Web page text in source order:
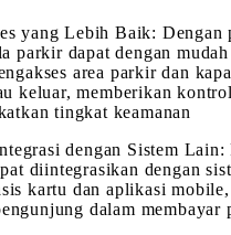
yang Lebih Baik: Dengan
parkir dapat dengan mudah
area parkir dan
keluar, memberikan
tingkat keamanan
dengan Sistem Lain:
diintegrasikan dengan
kartu dan aplikasi
dalam membayar